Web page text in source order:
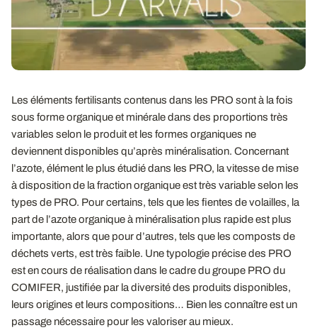
Les éléments fertilisants contenus dans les PRO sont à la fois
sous forme organique et minérale dans des proportions très
variables selon le produit et les formes organiques ne
deviennent disponibles qu’après minéralisation. Concernant
l’azote, élément le plus étudié dans les PRO, la vitesse de mise
à disposition de la fraction organique est très variable selon les
types de PRO. Pour certains, tels que les fientes de volailles, la
part de l’azote organique à minéralisation plus rapide est plus
importante, alors que pour d’autres, tels que les composts de
déchets verts, est très faible. Une typologie précise des PRO
est en cours de réalisation dans le cadre du groupe PRO du
COMIFER, justifiée par la diversité des produits disponibles,
leurs origines et leurs compositions… Bien les connaître est un
passage nécessaire pour les valoriser au mieux.